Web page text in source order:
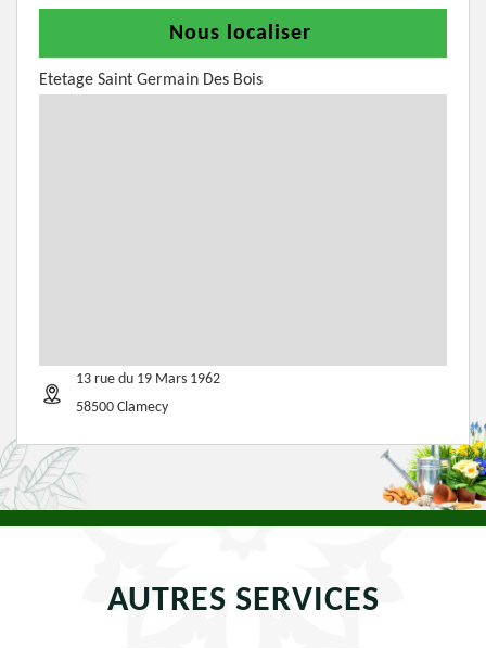
Nous localiser
Etetage Saint Germain Des Bois
13 rue du 19 Mars 1962
58500 Clamecy
AUTRES SERVICES